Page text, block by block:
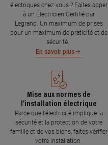
électriques chez vous ? Faites appel
à un Électricien Certifié par
Legrand. Un maximum de prises
pour un maximum de praticité et de
sécurité.
En savoir plus
Mise aux normes de
l’installation électrique
Parce que l’électricité implique la
sécurité et la protection de votre
famille et de vos biens, faites vérifier
votre installation.